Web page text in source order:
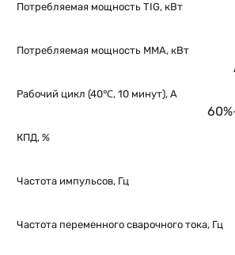
Потребляемая мощность TIG, кВт
Потребляемая мощность ММА, кВт
Рабочий цикл (40℃, 10 минут), А
КПД, %
Частота импульсов, Гц
Частота переменного сварочного тока, Гц